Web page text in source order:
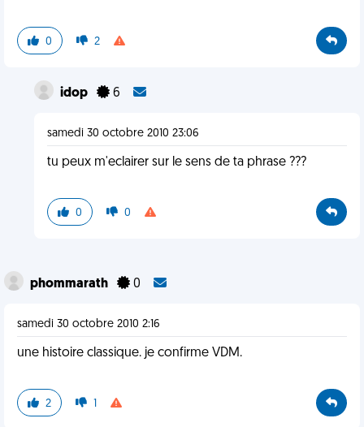
0 2
idop 6
samedi 30 octobre 2010 23:06
tu peux m'eclairer sur le sens de ta phrase ???
0 0
phommarath 0
samedi 30 octobre 2010 2:16
une histoire classique. je confirme VDM.
2 1